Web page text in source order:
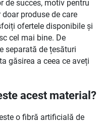
de succes, motiv pentru
produse de care
ofertele disponibile și
cel mai bine. De
separată de țesături
găsirea a ceea ce aveți
acest material?
o fibră artificială de